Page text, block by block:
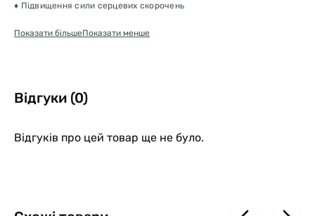
♦ Підвищення сили серцевих скорочень
♦ Гармонізації серцевого ритму
♦ Підвищує надходження енергії до серцевої та скелетної
мускулатури
працездатності та поліпшення загального стану собаки або кішки
Підвищує життєві сили, готовність до роботи і гарне самопочуття
Показати більшеПоказати менше
Відгуки (0)
Відгуків про цей товар ще не було.